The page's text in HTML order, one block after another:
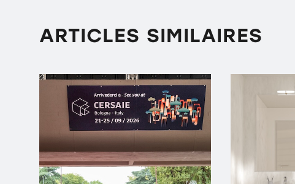
ARTICLES SIMILAIRES